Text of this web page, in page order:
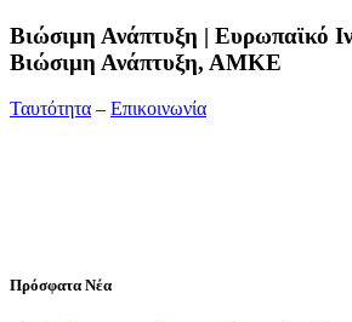
Bιώσιμη Ανάπτυξη | Ευρωπαϊκό
Βιώσιμη Ανάπτυξη, ΑΜΚΕ
Ταυτότητα – Επικοινωνία
Πρόσφατα Νέα